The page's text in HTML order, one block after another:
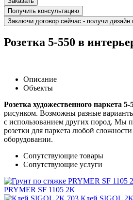
Получить консультацию
Заключи договор сейчас - получи дизайн
Розетка 5-550 в
Описание
Объекты
Розетка художественного паркета 5-
рисунком. Возможны разные
с использованием других пород. Мы
розетки для паркета любой
оборудовании.
Сопутствующие товары
Сопутствующие услуги
PRYMER SF 1105 2K
Клей SIGOL 2K